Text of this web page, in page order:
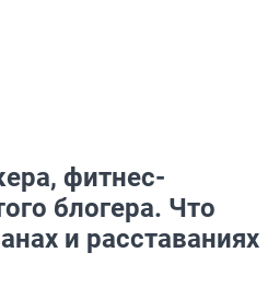
фитнес-
блогера. Что
и расставаниях